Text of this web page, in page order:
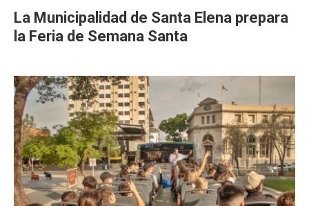
La Municipalidad de Santa Elena prepara
la Feria de Semana Santa